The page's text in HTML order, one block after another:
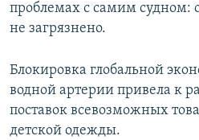
проблемах с самим судном:
не загрязнено.
Блокировка глобальной
водной артерии привела к
поставок всевозможных
детской одежды.